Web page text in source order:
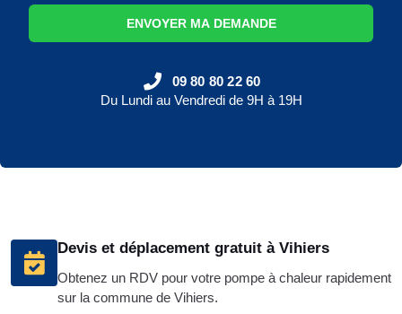
Devis et déplacement gratuit à Vihiers
Obtenez un RDV pour votre pompe à chaleur rapidement
sur la commune de Vihiers.
ENVOYER MA DEMANDE
09 80 80 22 60
Du Lundi au Vendredi de 9H à 19H